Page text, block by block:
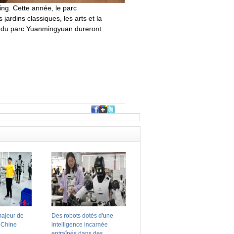
Cette année, le parc
jardins classiques, les arts et la
parc Yuanmingyuan dureront